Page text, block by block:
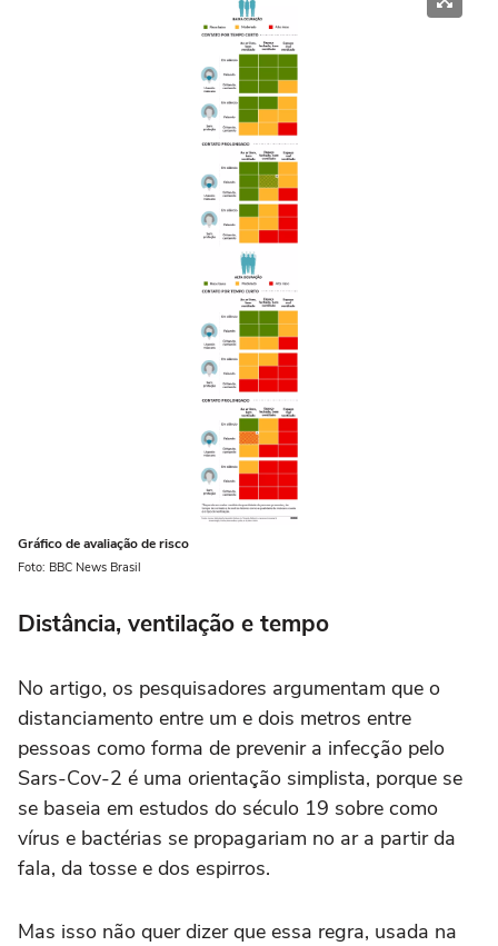
Gráfico de avaliação de risco
Foto: BBC News Brasil
Distância, ventilação e tempo
No artigo, os pesquisadores argumentam que o
distanciamento entre um e dois metros entre
pessoas como forma de prevenir a infecção pelo
Sars-Cov-2 é uma orientação simplista, porque se
se baseia em estudos do século 19 sobre como
vírus e bactérias se propagariam no ar a partir da
fala, da tosse e dos espirros.
Mas isso não quer dizer que essa regra, usada na